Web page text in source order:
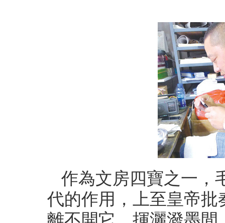
作為文房四寶之一，
代的作用，上至皇帝